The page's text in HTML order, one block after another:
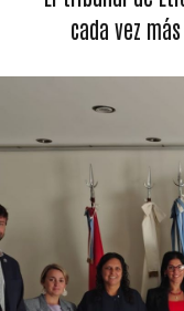
cada vez